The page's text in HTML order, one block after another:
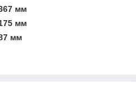
мм
мм
мм